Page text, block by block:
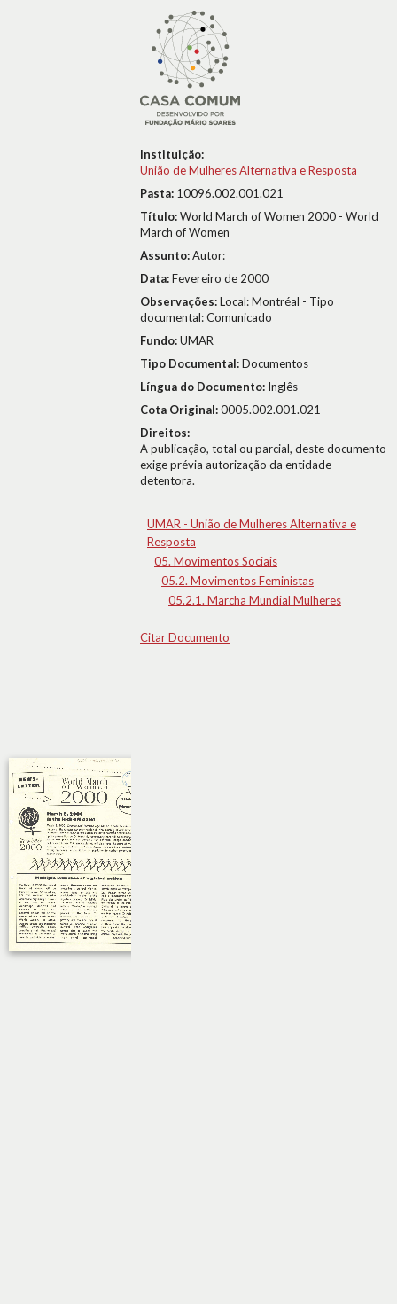
Instituição:
União de Mulheres Alternativa e Resposta
Pasta: 10096.002.001.021
Título:World March of Women 2000 - World
March of Women
Assunto:Autor:
Data:Fevereiro de 2000
Observações:Local: Montréal - Tipo
documental: Comunicado
Fundo:UMAR
Tipo Documental:Documentos
Língua do Documento: Inglês
Cota Original:0005.002.001.021
Direitos:
A publicação, total ou parcial, deste documento
exige prévia autorização da entidade
detentora.
UMAR - União de Mulheres Alternativa e
Resposta
05. Movimentos Sociais
05.2. Movimentos Feministas
05.2.1. Marcha Mundial Mulheres
Citar Documento